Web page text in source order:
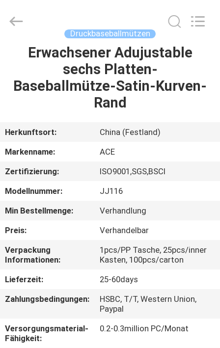
HAUS
PRODUKTE
UNS
AUSFLUG
QUALITÄTSKONTROLLE
TRETEN
SIE
MIT
UNS
VERBINDUNG
Ltd..
Druckbaseballmützen
Erwachsener Adujustable
sechs Platten-
Baseballmütze-Satin-Kurven-
Rand
Herkunftsort:
China (Festland)
Markenname:
ACE
Zertifizierung:
ISO9001,SGS,BSCI
Modellnummer:
JJ116
Min Bestellmenge:
Verhandlung
Preis:
Verhandelbar
Verpackung
Informationen:
1pcs/PP Tasche, 25pcs/inner
Kasten, 100pcs/carton
Lieferzeit:
25-60days
Zahlungsbedingungen:
HSBC, T/T, Western Union,
Paypal
Versorgungsmaterial-
Fähigkeit:
0.2-0.3million PC/Monat